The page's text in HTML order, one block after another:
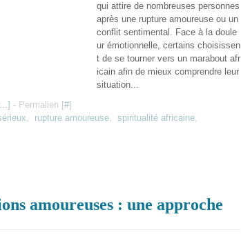
qui attire de nombreuses personnes
après une rupture amoureuse ou un
conflit sentimental. Face à la doule
ur émotionnelle, certains choisissen
t de se tourner vers un marabout afr
icain afin de mieux comprendre leur
situation...
…] - Permalien [#]
, rupture amoureuse, spiritualité africaine,
amoureuses : une approche